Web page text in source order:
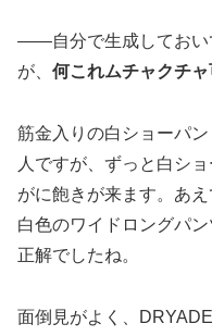
――自分で生成しておい
が、 何これムチャクチ
筋金入りの白ショーパ
人ですが、ずっと白シ
がに飽きが来ます。あ
白色のワイドロングパ
正解でしたね。
面倒見がよく、